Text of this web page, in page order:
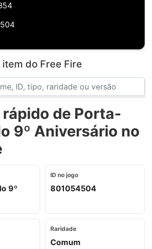
do Free Fire
rápido de Porta-
9º Aniversário no
9º
ID no jogo
801054504
Raridade
Comum